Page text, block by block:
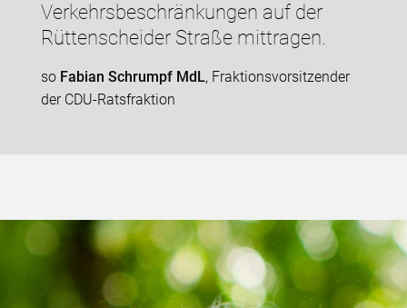
Verkehrsbeschränkungen auf der
Rüttenscheider Straße mittragen.
so Fabian Schrumpf MdL, Fraktionsvorsitzender
der CDU-Ratsfraktion